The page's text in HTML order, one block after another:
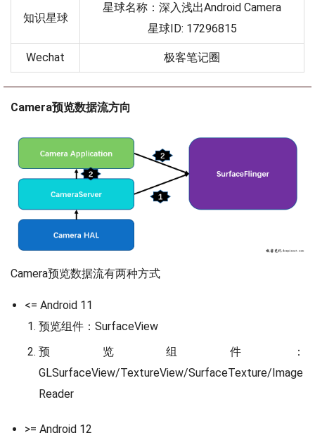
知识星球
星球名称：深入浅出Android Camera
星球ID: 17296815
Wechat 极客笔记圈
Camera预览数据流方向
Camera预览数据流有两种方式
<= Android 11
预览组件：SurfaceView
预览组件：
GLSurfaceView/TextureView/SurfaceTexture/Image
Reader
>= Android 12